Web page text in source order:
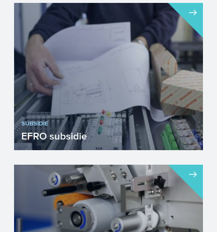
SUBSIDIE
EFRO subsidie
Het Europees Fonds voor Regionale
Ontwikkeling richt zich op versterking van
de concurrentiekracht e...